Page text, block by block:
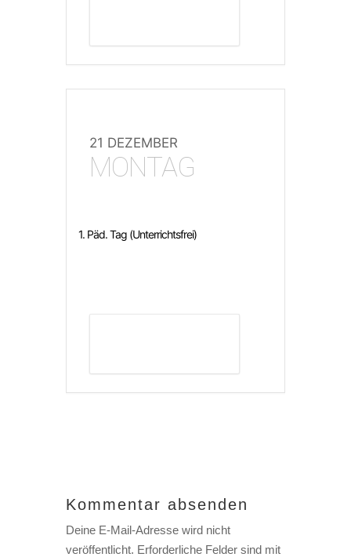
21 DEZEMBER
MONTAG
1. Päd. Tag (Unterrichtsfrei)
Kommentar absenden
Deine E-Mail-Adresse wird nicht
veröffentlicht. Erforderliche Felder sind mit